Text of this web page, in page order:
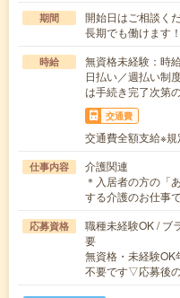
期間
開始日はご相談
長期でも働けます！
時給
無資格未経験：
日払い／週払い制
は手続き完了次第
交通費
交通費全額支給※規
仕事内容
介護関連
＊入居者の方の「
する介護のお仕事
応募資格
職種未経験OK / ブ
要
無資格・未経験
不要です▽応募後